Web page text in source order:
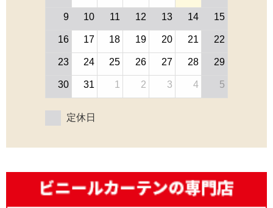
9 10 11 12 13 14 15
16 17 18 19 20 21 22
23 24 25 26 27 28 29
30 31 1 2 3 4 5
定休日